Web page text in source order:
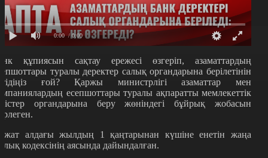
0:00 / 0:00
құпиясын сақтау ережесі өзгеріп, азаматтардың
туралы деректер салық органдарына берілетінін
ғой? Қаржы министрлігі азаматтар мен
есепшоттары туралы ақпаратты мемлекеттік
органдарына беру жөніндегі бұйрық жобасын
алдағы жылдың 1 қаңтарынан күшіне енетін жаңа
кодексінің аясында дайындалған.